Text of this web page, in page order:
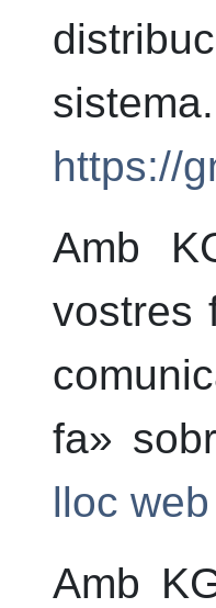
https://
Amb
vostres
fa»
lloc
Amb